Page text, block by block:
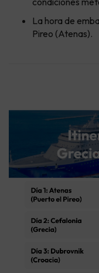
La hora de
Pireo (Atenas).